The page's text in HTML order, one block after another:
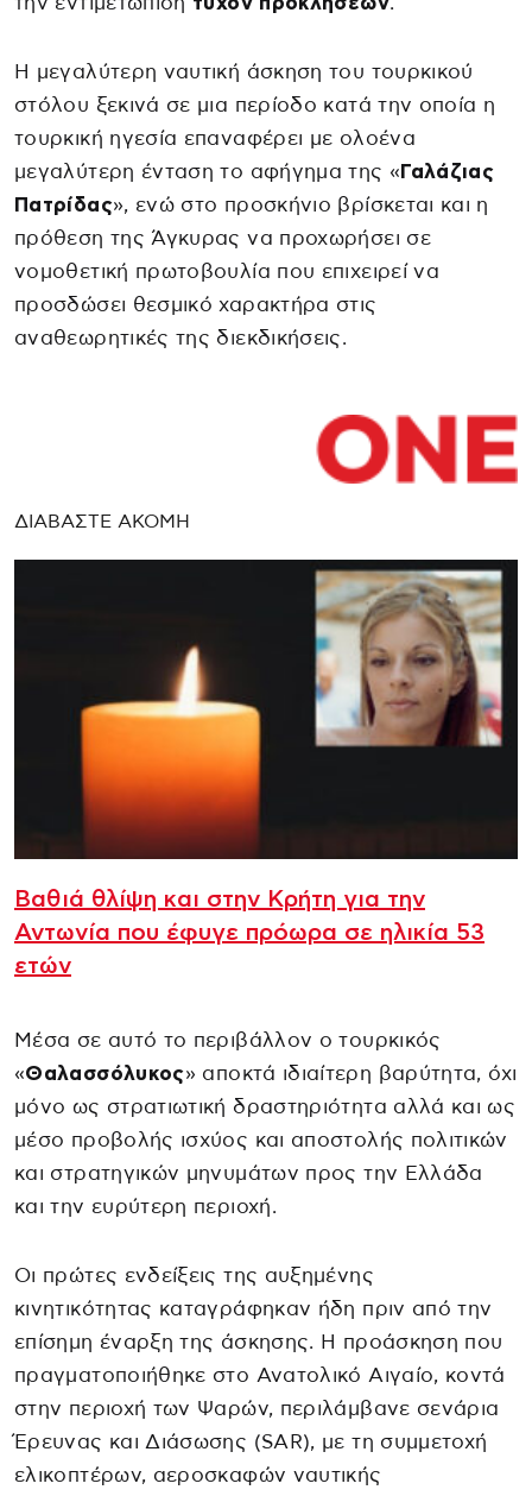
Η μεγαλύτερη ναυτική άσκηση του τουρκικού
στόλου ξεκινά σε μια περίοδο κατά την οποία η
τουρκική ηγεσία επαναφέρει με ολοένα
μεγαλύτερη ένταση το αφήγημα της « Γαλάζιας
Πατρίδας», ενώ στο προσκήνιο βρίσκεται και η
πρόθεση της Άγκυρας να προχωρήσει σε
νομοθετική πρωτοβουλία που επιχειρεί να
προσδώσει θεσμικό χαρακτήρα στις
αναθεωρητικές της διεκδικήσεις.
ΔΙΑΒΑΣΤΕ ΑΚΟΜΗ
Βαθιά θλίψη και στην Κρήτη για την
Αντωνία που έφυγε πρόωρα σε ηλικία 53
ετών
Μέσα σε αυτό το περιβάλλον ο τουρκικός
«Θαλασσόλυκος» αποκτά ιδιαίτερη βαρύτητα, όχι
μόνο ως στρατιωτική δραστηριότητα αλλά και ως
μέσο προβολής ισχύος και αποστολής πολιτικών
και στρατηγικών μηνυμάτων προς την Ελλάδα
και την ευρύτερη περιοχή.
Οι πρώτες ενδείξεις της αυξημένης
κινητικότητας καταγράφηκαν ήδη πριν από την
επίσημη έναρξη της άσκησης. Η προάσκηση που
πραγματοποιήθηκε στο Ανατολικό Αιγαίο, κοντά
στην περιοχή των Ψαρών, περιλάμβανε σενάρια
Έρευνας και Διάσωσης (SAR), με τη συμμετοχή
ελικοπτέρων, αεροσκαφών ναυτικής